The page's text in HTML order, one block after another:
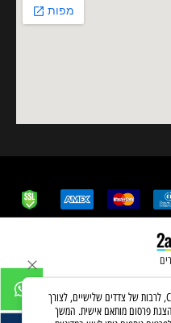
לידיעתך, באתרנו נעשה שימוש בקבצי Cookies, לרבות של צדדים שלישיים, לצורך
פרסום מותאם אישית. המשך